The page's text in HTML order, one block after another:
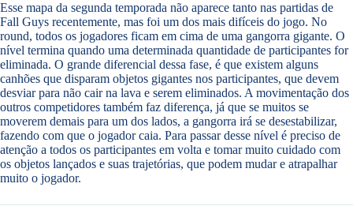
Esse mapa da segunda temporada não aparece tanto nas partidas de
Fall Guys recentemente, mas foi um dos mais difíceis do jogo. No
round, todos os jogadores ficam em cima de uma gangorra gigante. O
nível termina quando uma determinada quantidade de participantes for
eliminada. O grande diferencial dessa fase, é que existem alguns
canhões que disparam objetos gigantes nos participantes, que devem
desviar para não cair na lava e serem eliminados. A movimentação dos
outros competidores também faz diferença, já que se muitos se
moverem demais para um dos lados, a gangorra irá se desestabilizar,
fazendo com que o jogador caia. Para passar desse nível é preciso de
atenção a todos os participantes em volta e tomar muito cuidado com
os objetos lançados e suas trajetórias, que podem mudar e atrapalhar
muito o jogador.